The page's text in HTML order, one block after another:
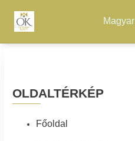
Magyar
OLDALTÉRKÉP
Főoldal